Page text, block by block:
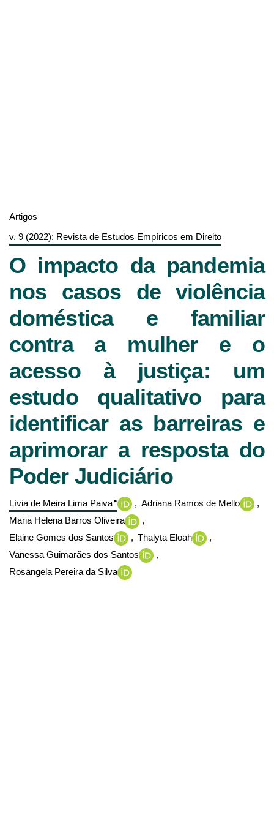
Artigos
v. 9 (2022): Revista de Estudos Empíricos em Direito
O impacto da pandemia
nos casos de violência
doméstica e familiar
contra a mulher e o
acesso à justiça: um
estudo qualitativo para
identificar as barreiras e
aprimorar a resposta do
Poder Judiciário
Lívia de Meira Lima Paiva▸
Adriana Ramos de Mello
Maria Helena Barros Oliveira
Elaine Gomes dos Santos
Thalyta Eloah
Vanessa Guimarães dos Santos
Rosangela Pereira da Silva